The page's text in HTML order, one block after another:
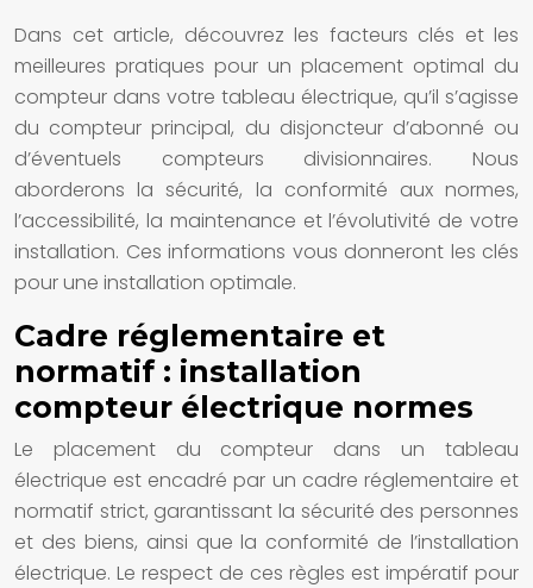
Dans cet article, découvrez les facteurs clés et les
meilleures pratiques pour un placement optimal du
compteur dans votre tableau électrique, qu’il s’agisse
du compteur principal, du disjoncteur d’abonné ou
d’éventuels compteurs divisionnaires. Nous
aborderons la sécurité, la conformité aux normes,
l’accessibilité, la maintenance et l’évolutivité de votre
installation. Ces informations vous donneront les clés
pour une installation optimale.
Cadre réglementaire et
normatif : installation
compteur électrique normes
Le placement du compteur dans un tableau
électrique est encadré par un cadre réglementaire et
normatif strict, garantissant la sécurité des personnes
et des biens, ainsi que la conformité de l’installation
électrique. Le respect de ces règles est impératif pour